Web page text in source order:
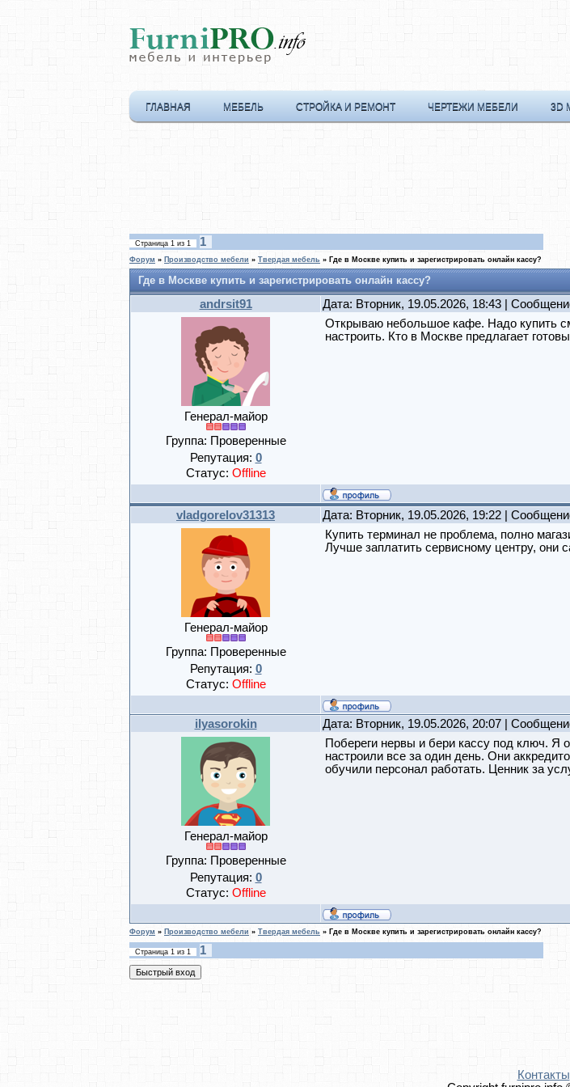
ГЛАВНАЯ МЕБЕЛЬ СТРОЙКА И РЕМОНТ ЧЕРТЕЖИ МЕБЕЛИ 3D
Страница 1 из 1 1
Форум » Производство мебели » Твердая мебель » Где в Москве купить и зарегистрировать онлайн кассу?
Где в Москве купить и зарегистрировать онлайн кассу?
andrsit91 Дата: Вторник, 19.05.2026, 18:43 |
Генерал-майор
Группа: Проверенные
Репутация: 0
Статус: Offline
Открываю небольшое кафе. Надо купить
настроить. Кто в Москве предлагает
vladgorelov31313 Дата: Вторник, 19.05.2026, 19:22 |
Генерал-майор
Группа: Проверенные
Репутация: 0
Статус: Offline
Купить терминал не проблема, полно
Лучше заплатить сервисному центру, они
ilyasorokin Дата: Вторник, 19.05.2026, 20:07 |
Генерал-майор
Группа: Проверенные
Репутация: 0
Статус: Offline
Побереги нервы и бери кассу под ключ. Я
настроили все за один день. Они
обучили персонал работать. Ценник за
Форум » Производство мебели » Твердая мебель » Где в Москве купить и зарегистрировать онлайн кассу?
Страница 1 из 1
1
Контакты